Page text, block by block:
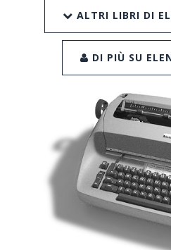
ALTRI LIBRI DI
DI PIÙ SU